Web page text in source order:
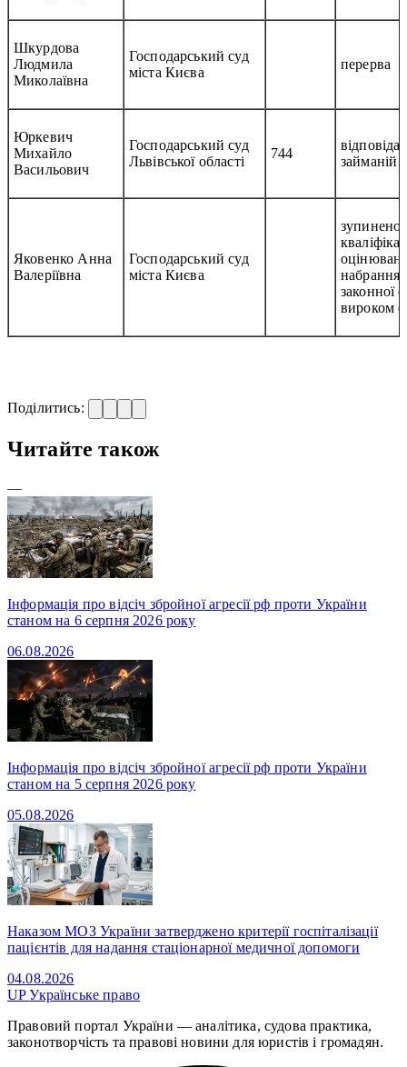
Шкурдова
Людмила
Миколаївна
Господарський суд
міста Києва
перерва
Юркевич
Михайло
Васильович
Господарський суд
Львівської області
744
відповідає
займаній
Яковенко Анна
Валеріївна
Господарський суд
міста Києва
зупинено
набрання
законної
вироком
Поділитись:
Читайте також
—
Інформація про відсіч збройної агресії рф проти України
станом на 6 серпня 2026 року
06.08.2026
Інформація про відсіч збройної агресії рф проти України
станом на 5 серпня 2026 року
05.08.2026
Наказом МОЗ України затверджено критерії госпіталізації
пацієнтів для надання стаціонарної медичної допомоги
04.08.2026
UPУкраїнське право
Правовий портал України — аналітика, судова практика,
законотворчість та правові новини для юристів і громадян.